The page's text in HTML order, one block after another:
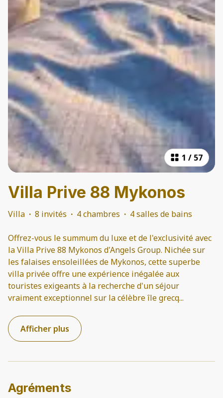
1 / 57
Villa Prive 88 Mykonos
Villa · 8 invités · 4 chambres · 4 salles de bains
Offrez-vous le summum du luxe et de l'exclusivité avec
la Villa Prive 88 Mykonos d'Angels Group. Nichée sur
les falaises ensoleillées de Mykonos, cette superbe
villa privée offre une expérience inégalée aux
touristes exigeants à la recherche d'un séjour
vraiment exceptionnel sur la célèbre île grecq...
Afficher plus
Agréments